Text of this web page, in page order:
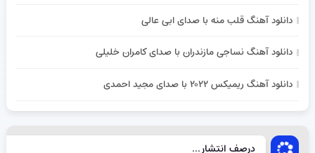
دانلود آهنگ قلب منه با صدای ابی عالی
دانلود آهنگ نساجی مازندران با صدای کامران خلیلی
دانلود آهنگ ریمیکس ۲۰۲۲ با صدای مجید احمدی
درصف انتشار...